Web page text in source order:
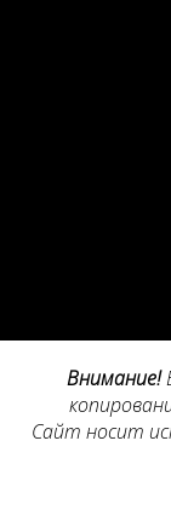
Внимание!
Сайт носит